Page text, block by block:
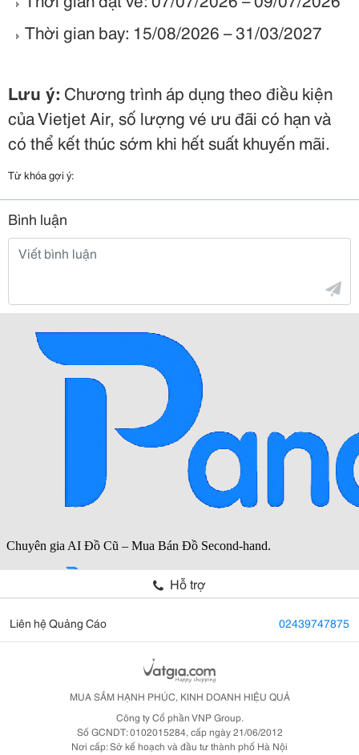
Thời gian bay: 15/08/2026 – 31/03/2027
Lưu ý: Chương trình áp dụng theo điều kiện
của Vietjet Air, số lượng vé ưu đãi có hạn và
có thể kết thúc sớm khi hết suất khuyến mãi.
Từ khóa gợi ý:
Bình luận
Hỗ trợ
Liên hệ Quảng Cáo 02439747875
MUA SẮM HẠNH PHÚC, KINH DOANH HIỆU QUẢ
Công ty Cổ phần VNP Group.
Số GCNDT: 0102015284, cấp ngày 21/06/2012
Nơi cấp: Sở kế hoạch và đầu tư thành phố Hà Nội